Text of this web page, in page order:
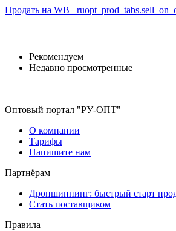
Продать на WB
Рекомендуем
Недавно просмотренные
Оптовый портал "РУ-ОПТ"
О компании
Тарифы
Напишите нам
Партнёрам
Дропшиппинг: быстрый старт
Стать поставщиком
Правила